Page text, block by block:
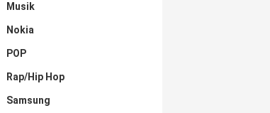
Musik
Nokia
POP
Rap/Hip Hop
Samsung